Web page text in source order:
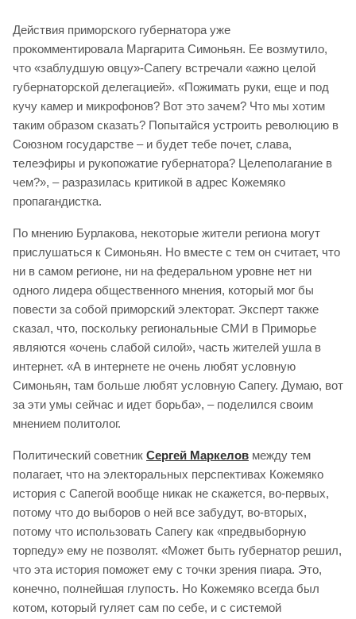
Действия приморского губернатора уже
прокомментировала Маргарита Симоньян. Ее возмутило,
что «заблудшую овцу»-Сапегу встречали «ажно целой
губернаторской делегацией». «Пожимать руки, еще и под
кучу камер и микрофонов? Вот это зачем? Что мы хотим
таким образом сказать? Попытайся устроить революцию в
Союзном государстве – и будет тебе почет, слава,
телеэфиры и рукопожатие губернатора? Целеполагание в
чем?», – разразилась критикой в адрес Кожемяко
пропагандистка.
По мнению Бурлакова, некоторые жители региона могут
прислушаться к Симоньян. Но вместе с тем он считает, что
ни в самом регионе, ни на федеральном уровне нет ни
одного лидера общественного мнения, который мог бы
повести за собой приморский электорат. Эксперт также
сказал, что, поскольку региональные СМИ в Приморье
являются «очень слабой силой», часть жителей ушла в
интернет. «А в интернете не очень любят условную
Симоньян, там больше любят условную Сапегу. Думаю, вот
за эти умы сейчас и идет борьба», – поделился своим
мнением политолог.
Политический советник Сергей Маркелов между тем
полагает, что на электоральных перспективах Кожемяко
история с Сапегой вообще никак не скажется, во-первых,
потому что до выборов о ней все забудут, во-вторых,
потому что использовать Сапегу как «предвыборную
торпеду» ему не позволят. «Может быть губернатор решил,
что эта история поможет ему с точки зрения пиара. Это,
конечно, полнейшая глупость. Но Кожемяко всегда был
котом, который гуляет сам по себе, и с системой